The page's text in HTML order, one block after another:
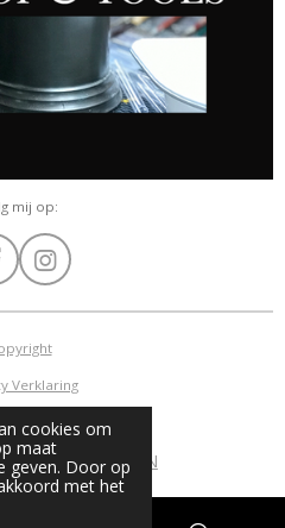
cookies om
maat
geven. Door op
met het
mij op:
I
n
s
t
g
r
a
m
Verklaring
voorwaarden
MATHIJSSEN